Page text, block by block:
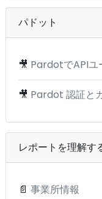
パドット
🎥 PardotでAPIユ
🎥 Pardot 認証と
レポートを理解す
📄 事業所情報